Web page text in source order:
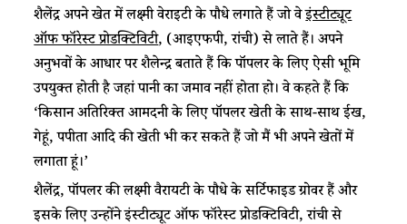
शैलेंद्र अपने खेत में लक्ष्मी वेराइटी के पौधे लगाते हैं जो वेइंस्टीट्यूट
ऑफ फॉरेस्ट प्रोडक्टिविटी, (आइएफपी, रांची) से लाते हैं। अपने
अनुभवों के आधार पर शैलेन्द्र बताते हैं कि पॉपलर के लिए ऐसी भूमि
उपयुक्त होती है जहां पानी का जमाव नहीं होता हो। वे कहते हैं कि
‘किसान अतिरिक्त आमदनी के लिए पॉपलर खेती के साथ-साथ ईख,
गेहूं, पपीता आदि की खेती भी कर सकते हैं जो मैं भी अपने खेतों में
लगाता हूं।’
शैलेंद्र, पॉपलर की लक्ष्मी वैरायटी के पौधे के सर्टिफाइड ग्रोवर हैं और
इसके लिए उन्होंने इंस्टीट्यूट ऑफ फॉरेस्ट प्रोडक्टिविटी, रांची से